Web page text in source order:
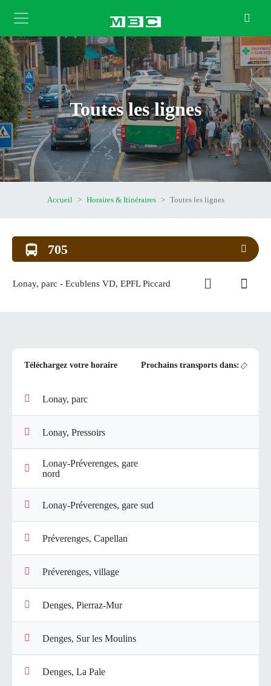
Toutes les lignes
Accueil Horaires & Itinéraires Toutes les lignes
705
Lonay, parc - Ecublens VD, EPFL Piccard
Téléchargez votre horaire Prochains transports dans:
Lonay, parc
Lonay, Pressoirs
Lonay-Préverenges, gare
nord
Lonay-Préverenges, gare sud
Préverenges, Capellan
Préverenges, village
Denges, Pierraz-Mur
Denges, Sur les Moulins
Denges, La Pale